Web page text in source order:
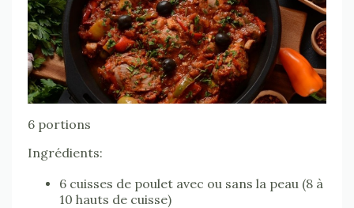
6 portions
Ingrédients:
6 cuisses de poulet avec ou sans la peau (8 à
10 hauts de cuisse)